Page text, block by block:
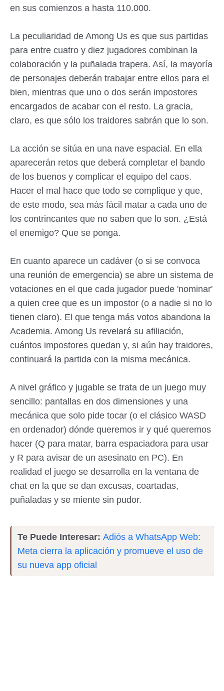
en sus comienzos a hasta 110.000.
La peculiaridad de Among Us es que sus partidas
para entre cuatro y diez jugadores combinan la
colaboración y la puñalada trapera. Así, la mayoría
de personajes deberán trabajar entre ellos para el
bien, mientras que uno o dos serán impostores
encargados de acabar con el resto. La gracia,
claro, es que sólo los traidores sabrán que lo son.
La acción se sitúa en una nave espacial. En ella
aparecerán retos que deberá completar el bando
de los buenos y complicar el equipo del caos.
Hacer el mal hace que todo se complique y que,
de este modo, sea más fácil matar a cada uno de
los contrincantes que no saben que lo son. ¿Está
el enemigo? Que se ponga.
En cuanto aparece un cadáver (o si se convoca
una reunión de emergencia) se abre un sistema de
votaciones en el que cada jugador puede 'nominar'
a quien cree que es un impostor (o a nadie si no lo
tienen claro). El que tenga más votos abandona la
Academia. Among Us revelará su afiliación,
cuántos impostores quedan y, si aún hay traidores,
continuará la partida con la misma mecánica.
A nivel gráfico y jugable se trata de un juego muy
sencillo: pantallas en dos dimensiones y una
mecánica que solo pide tocar (o el clásico WASD
en ordenador) dónde queremos ir y qué queremos
hacer (Q para matar, barra espaciadora para usar
y R para avisar de un asesinato en PC). En
realidad el juego se desarrolla en la ventana de
chat en la que se dan excusas, coartadas,
puñaladas y se miente sin pudor.
Te Puede Interesar: Adiós a WhatsApp Web:
Meta cierra la aplicación y promueve el uso de
su nueva app oficial